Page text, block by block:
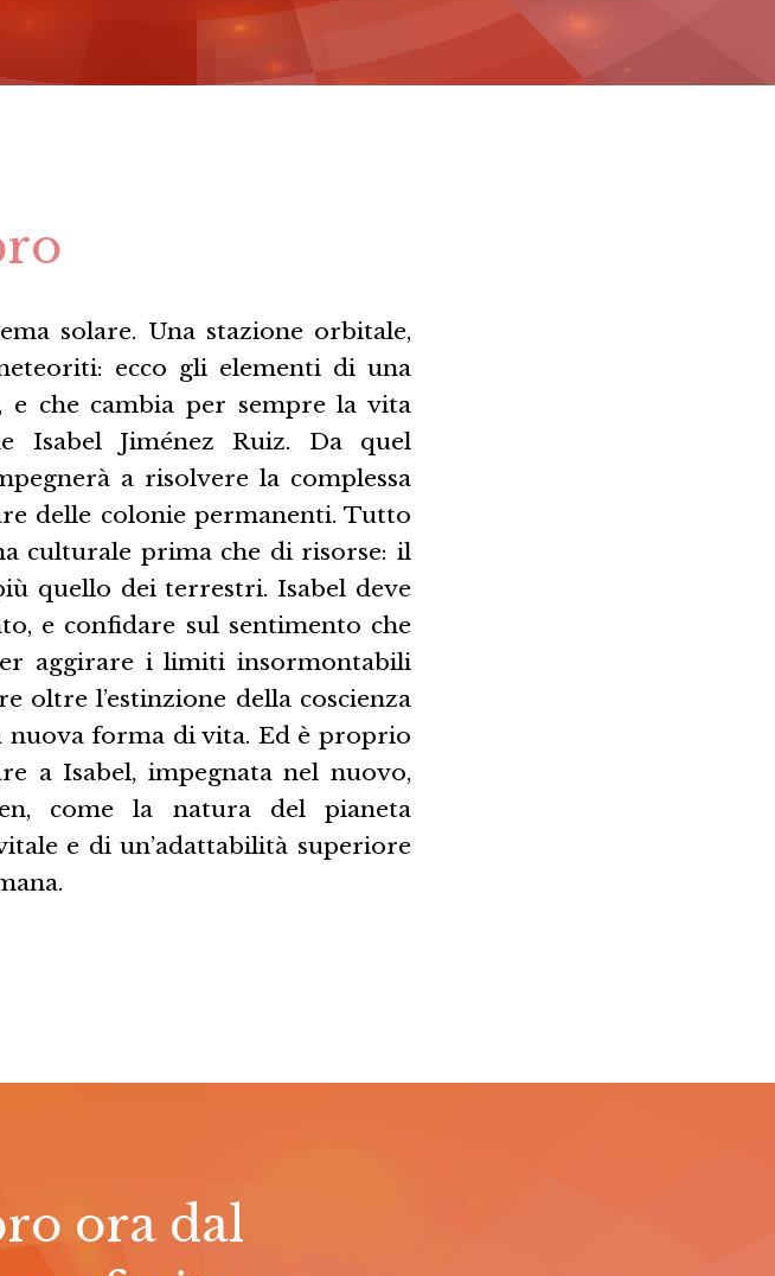
solare. Una stazione orbitale,
ecco gli elementi di una
e che cambia per sempre la vita
Isabel Jiménez Ruiz. Da quel
a risolvere la complessa
delle colonie permanenti. Tutto
culturale prima che di risorse: il
quello dei terrestri. Isabel deve
e confidare sul sentimento che
aggirare i limiti insormontabili
oltre l’estinzione della coscienza
forma di vita. Ed è proprio
a Isabel, impegnata nel nuovo,
come la natura del pianeta
e di un’adattabilità superiore
ora dal